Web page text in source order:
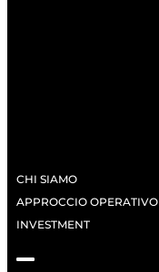
CHI SIAMO
APPROCCIO OPERATIVO
INVESTMENT